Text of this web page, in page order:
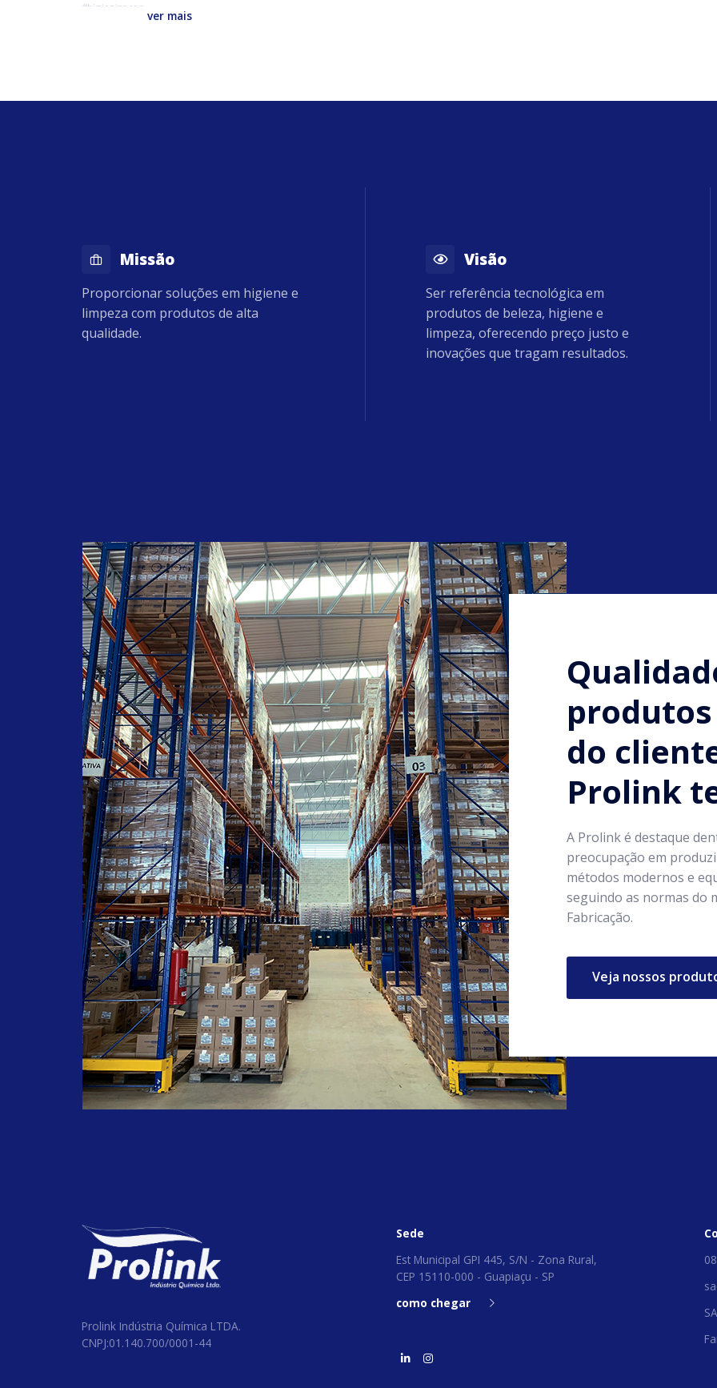
#higienizacao
#prolinkindustriaquimica
ver mais
Missão
Proporcionar soluções em higiene e
limpeza com produtos de alta
qualidade.
Visão
Ser referência tecnológica em
produtos de beleza, higiene e
limpeza, oferecendo preço justo e
inovações que tragam resultados.
do
Prolink
A Prolink é destaque
preocupação em
métodos modernos e
seguindo as normas do
Fabricação.
Veja nossos
Prolink Indústria Química LTDA.
CNPJ:01.140.700/0001-44
Sede
Est Municipal GPI 445, S/N - Zona Rural,
CEP 15110-000 - Guapiaçu - SP
como chegar